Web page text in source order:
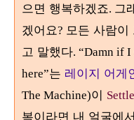
으면 행복하겠죠. 그
겠어요? 모든 사람이
고 말했다. “Damn if
here”는 레이지 어게
The Machine)이
복이라면 내 얼굴에